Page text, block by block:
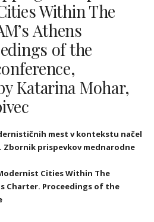
Within The
Athens
of the
Katarina Mohar,
mest v kontekstu načel
Zbornik prispevkov mednarodne
Cities Within The
Charter. Proceedings of the